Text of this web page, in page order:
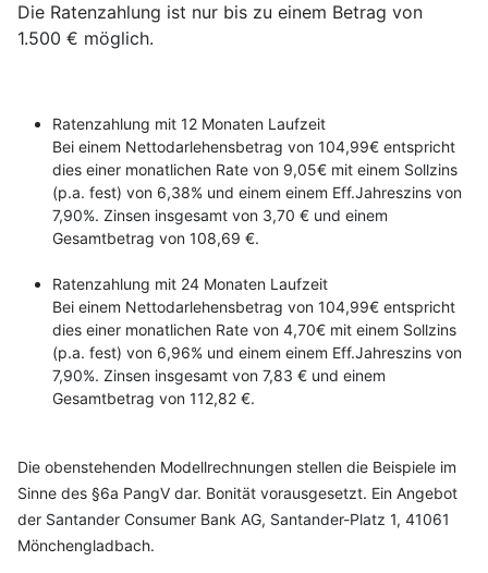
Die Ratenzahlung ist nur bis zu einem Betrag von
1.500 € möglich.
Ratenzahlung mit 12 Monaten Laufzeit
Bei einem Nettodarlehensbetrag von 104,99€ entspricht
dies einer monatlichen Rate von 9,05€ mit einem Sollzins
(p.a. fest) von 6,38% und einem einem Eff.Jahreszins von
7,90%. Zinsen insgesamt von 3,70 € und einem
Gesamtbetrag von 108,69 €.
Ratenzahlung mit 24 Monaten Laufzeit
Bei einem Nettodarlehensbetrag von 104,99€ entspricht
dies einer monatlichen Rate von 4,70€ mit einem Sollzins
(p.a. fest) von 6,96% und einem einem Eff.Jahreszins von
7,90%. Zinsen insgesamt von 7,83 € und einem
Gesamtbetrag von 112,82 €.
Die obenstehenden Modellrechnungen stellen die Beispiele im
Sinne des §6a PangV dar. Bonität vorausgesetzt. Ein Angebot
der Santander Consumer Bank AG, Santander-Platz 1, 41061
Mönchengladbach.